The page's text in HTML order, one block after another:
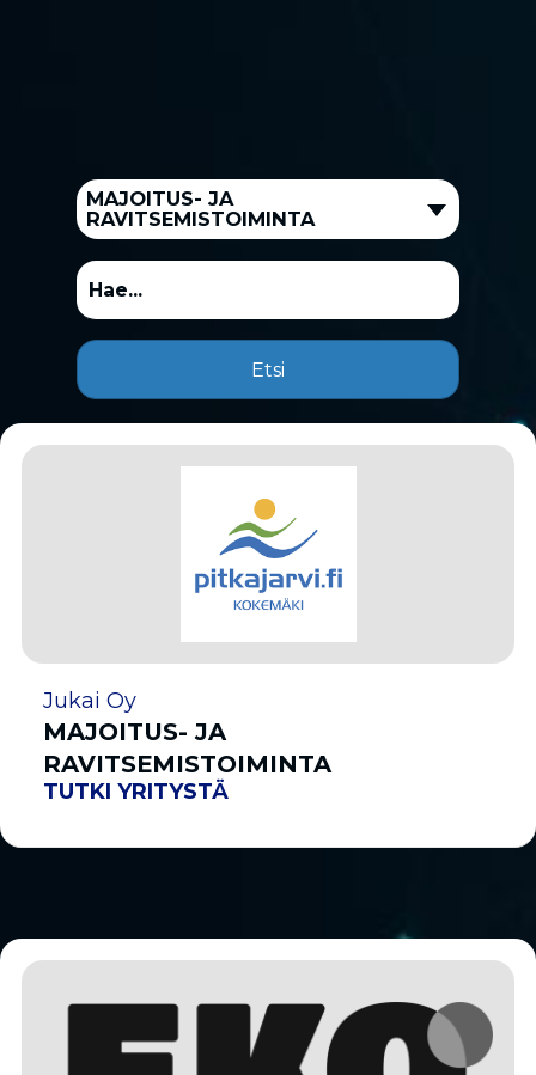
MAJOITUS- JA
RAVITSEMISTOIMINTA
Etsi
Jukai Oy
MAJOITUS- JA
RAVITSEMISTOIMINTA
TUTKI YRITYSTÄ